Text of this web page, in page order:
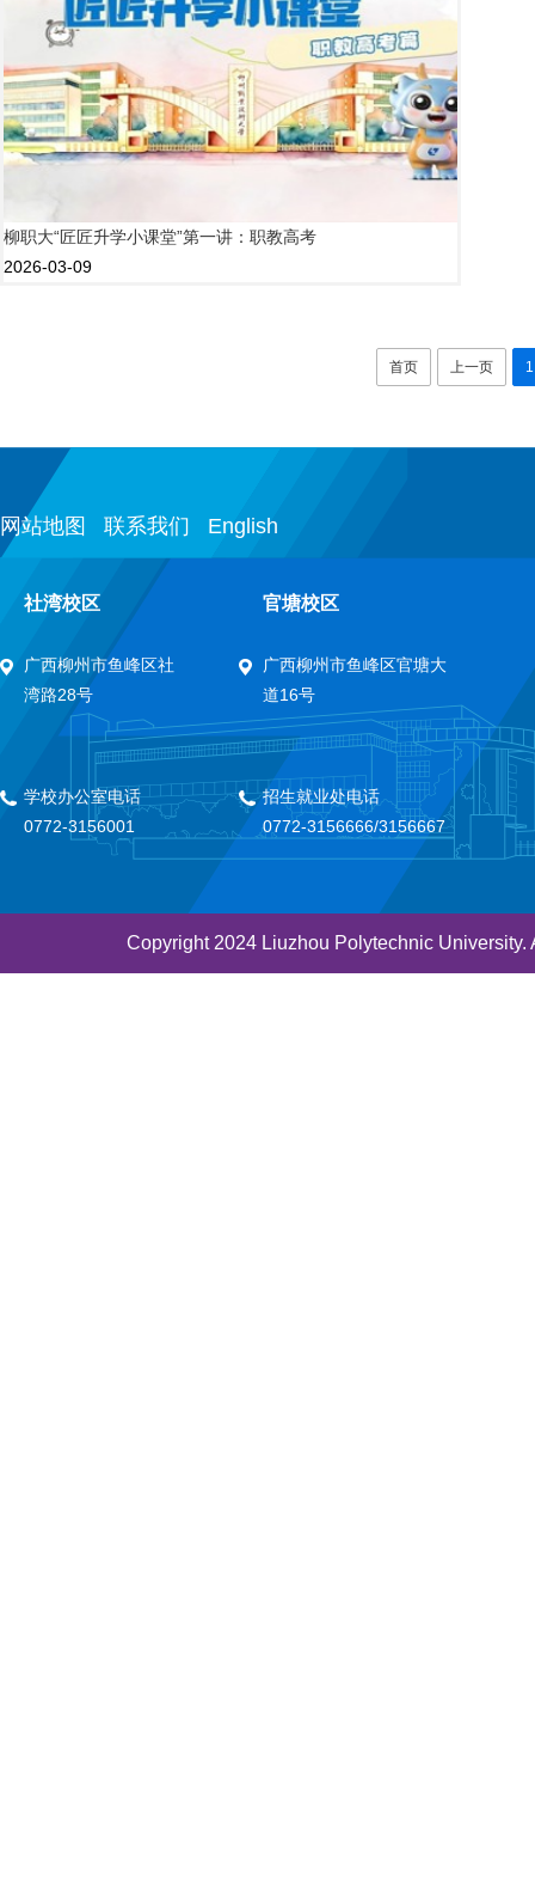
柳职大“匠匠升学小课堂”第一讲：职教高考
2026-03-09
首页 上一页 1
网站地图 联系我们 English
社湾校区
广西柳州市鱼峰区社
湾路28号
学校办公室电话
0772-3156001
官塘校区
广西柳州市鱼峰区官塘大
道16号
招生就业处电话
0772-3156666/3156667
Copyright 2024 Liuzhou Polytechnic